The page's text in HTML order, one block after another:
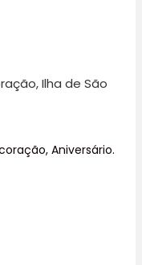
Ilha de São